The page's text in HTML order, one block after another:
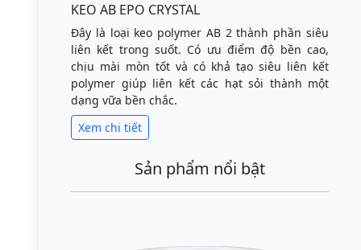
KEO AB EPO CRYSTAL
Đây là loại keo polymer AB 2 thành phần siêu
liên kết trong suốt. Có ưu điểm độ bền cao,
chịu mài mòn tốt và có khả tạo siêu liên kết
polymer giúp liên kết các hạt sỏi thành một
dạng vữa bền chắc.
Xem chi tiết
Sản phẩm nổi bật